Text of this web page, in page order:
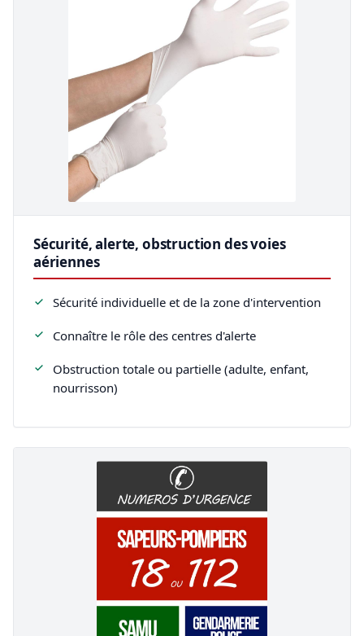
Sécurité, alerte, obstruction des voies
aériennes
Sécurité individuelle et de la zone d'intervention
Connaître le rôle des centres d'alerte
Obstruction totale ou partielle (adulte, enfant,
nourrisson)